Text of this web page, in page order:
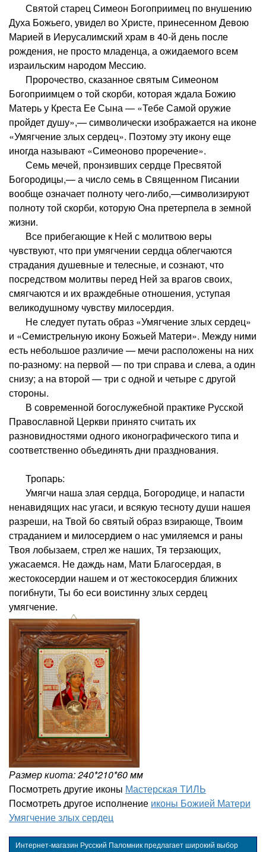
Святой старец Симеон Богоприимец по внушению
Духа Божьего, увидел во Христе, принесенном Девою
Марией в Иерусалимский храм в 40-й день после
рождения, не просто младенца, а ожидаемого всем
израильским народом Мессию.
Пророчество, сказанное святым Симеоном
Богоприимцем о той скорби, которая ждала Божию
Матерь у Креста Ее Сына — «Тебе Самой оружие
пройдет душу»,— символически изображается на иконе
«Умягчение злых сердец». Поэтому эту икону еще
иногда называют «Симеоново проречение».
Семь мечей, пронзивших сердце Пресвятой
Богородицы,— а число семь в Священном Писании
вообще означает полноту чего-либо,—символизируют
полноту той скорби, которую Она претерпела в земной
жизни.
Все прибегающие к Ней с молитвою веры
чувствуют, что при умягчении сердца облегчаются
страдания душевные и телесные, и сознают, что
посредством молитвы перед Ней за врагов своих,
смягчаются и их враждебные отношения, уступая
великодушному чувству милосердия.
Не следует путать образ «Умягчение злых сердец»
и «Семистрельную икону Божьей Матери». Между ними
есть небольшое различие — мечи расположены на них
по-разному: на первой — по три справа и слева, а один
снизу; а на второй — три с одной и четыре с другой
стороны.
В современной богослужебной практике Русской
Православной Церкви принято считать их
разновидностями одного иконографического типа и
соответственно объединять дни празднования.
Тропарь:
Умягчи наша злая сердца, Богородице, и напасти
ненавидящих нас угаси, и всякую тесноту души нашея
разреши, на Твой бо святый образ взирающе, Твоим
страданием и милосердием о нас умиляемся и раны
Твоя лобызаем, стрел же наших, Тя терзающих,
ужасаемся. Не даждь нам, Мати Благосердая, в
жестокосердии нашем и от жестокосердия ближних
погибнути, Ты бо еси воистинну злых сердец
умягчение.
Размер киота: 240*210*60 мм
Посмотреть другие иконы Мастерская ТИЛЬ
Посмотреть другое исполнение иконы Божией Матери
Умягчение злых сердец
Интернет-магазин Русский Паломник предлагает широкий выбор